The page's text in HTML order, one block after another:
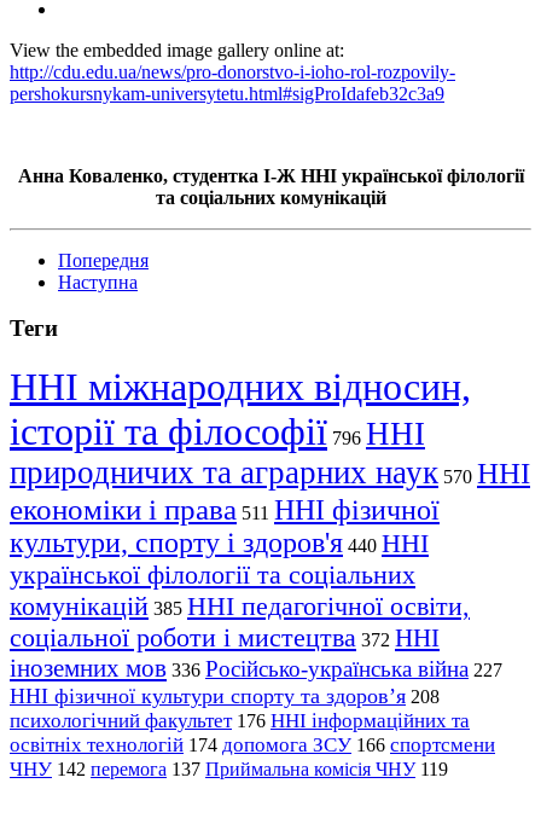
View the embedded image gallery online at:
http://cdu.edu.ua/news/pro-donorstvo-i-ioho-rol-rozpovily-
pershokursnykam-universytetu.html#sigProIdafeb32c3a9
Анна Коваленко, студентка І-Ж ННІ української філології
та соціальних комунікацій
Попередня
Наступна
Теги
ННІ міжнародних відносин,
історії та філософії 796 ННІ
природничих та аграрних наук 570 ННІ
економіки і права 511 ННІ фізичної
культури, спорту і здоров'я 440 ННІ
української філології та соціальних
комунікацій 385 ННІ педагогічної освіти,
соціальної роботи і мистецтва 372 ННІ
іноземних мов 336 Російсько-українська війна 227
ННІ фізичної культури спорту та здоров’я 208
психологічний факультет 176 ННІ інформаційних та
освітніх технологій 174 допомога ЗСУ 166 спортсмени
ЧНУ 142 перемога 137 Приймальна комісія ЧНУ 119